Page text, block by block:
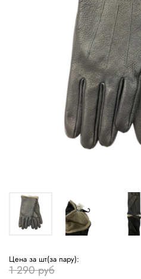
Цена за шт(за пару):
1 290 руб